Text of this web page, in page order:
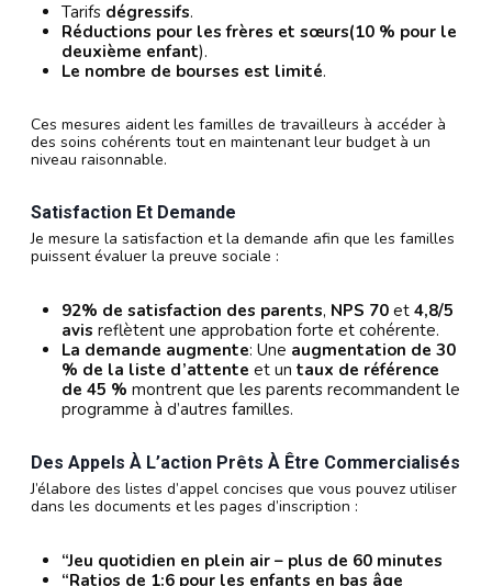
Tarifs dégressifs.
Réductions pour les frères et sœurs(10 % pour le
deuxième enfant).
Le nombre de bourses est limité.
Ces mesures aident les familles de travailleurs à accéder à
des soins cohérents tout en maintenant leur budget à un
niveau raisonnable.
Satisfaction Et Demande
Je mesure la satisfaction et la demande afin que les familles
puissent évaluer la preuve sociale :
92% de satisfaction des parents, NPS 70 et 4,8/5
avis reflètent une approbation forte et cohérente.
La demande augmente: Une augmentation de 30
% de la liste d’attente et un taux de référence
de 45 % montrent que les parents recommandent le
programme à d’autres familles.
Des Appels À L’action Prêts À Être Commercialisés
J’élabore des listes d’appel concises que vous pouvez utiliser
dans les documents et les pages d’inscription :
“Jeu quotidien en plein air – plus de 60 minutes
“Ratios de 1:6 pour les enfants en bas âge